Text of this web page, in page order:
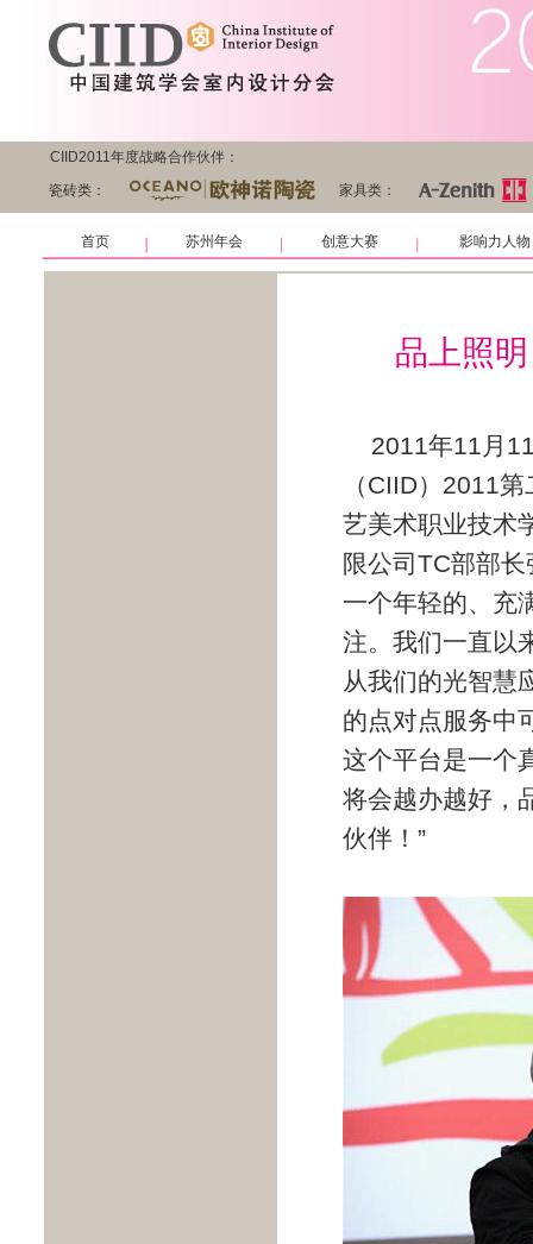
CIID2011年度战略合作伙伴：
瓷砖类：
家具类：
首页 苏州年会 创意大赛 影响力人物
品上照
2011年11月
（CIID）2011
艺美术职业技术
限公司TC部部
一个年轻的、充
注。我们一直以
从我们的光智慧
的点对点服务中
这个平台是一个
将会越办越好，
伙伴！”